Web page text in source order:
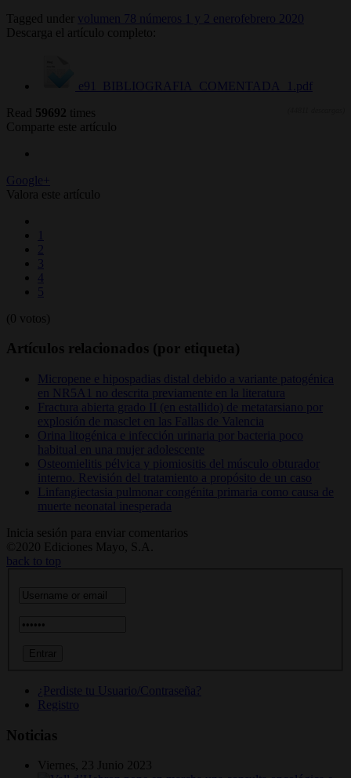
Tagged under
volumen 78 números 1 y 2 enerofebrero 2020
Descarga el artículo completo:
e91_BIBLIOGRAFIA_COMENTADA_1.pdf
Read 59692 times
Comparte este artículo
Google+
Valora este artículo
1
2
3
4
5
(0 votos)
Artículos relacionados (por etiqueta)
Micropene e hipospadias distal debido a variante patogénica
en NR5A1 no descrita previamente en la literatura
Fractura abierta grado II (en estallido) de metatarsiano por
explosión de masclet en las Fallas de Valencia
Orina litogénica e infección urinaria por bacteria poco
habitual en una mujer adolescente
Osteomielitis pélvica y piomiositis del músculo obturador
interno. Revisión del tratamiento a propósito de un caso
Linfangiectasia pulmonar congénita primaria como causa de
muerte neonatal inesperada
Inicia sesión para enviar comentarios
©2020 Ediciones Mayo, S.A.
back to top
¿Perdiste tu Usuario/Contraseña?
Registro
Noticias
Viernes, 23 Junio 2023